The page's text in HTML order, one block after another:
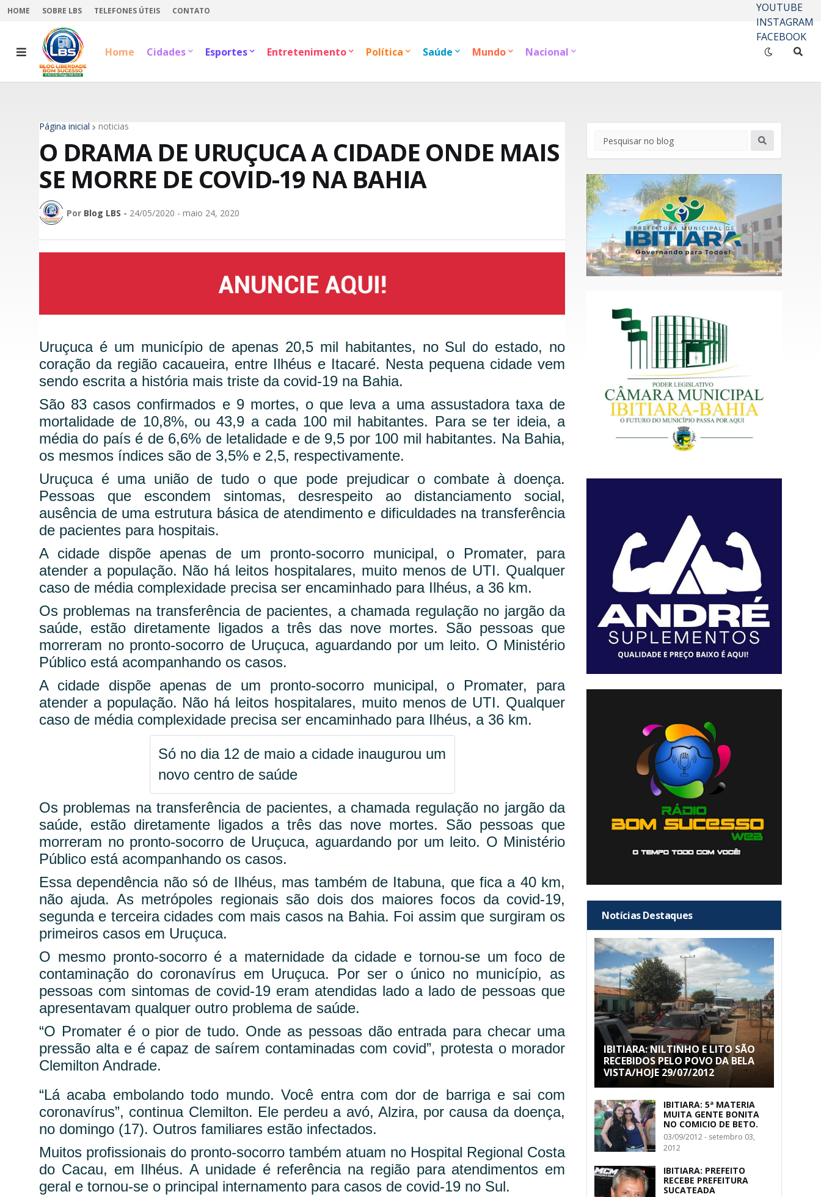
HOME SOBRE LBS TELEFONES ÚTEIS CONTATO
YOUTUBE
INSTAGRAM
FACEBOOK
Home
Cidades Esportes Entretenimento Política Saúde Mundo Nacional
Página inicial noticias
O DRAMA DE URUÇUCA A CIDADE ONDE MAIS
SE MORRE DE COVID-19 NA BAHIA
Por Blog LBS - 24/05/2020 - maio 24, 2020
Uruçuca é um município de apenas 20,5 mil habitantes, no Sul do estado, no
coração da região cacaueira, entre Ilhéus e Itacaré. Nesta pequena cidade vem
sendo escrita a história mais triste da covid-19 na Bahia.
São 83 casos confirmados e 9 mortes, o que leva a uma assustadora taxa de
mortalidade de 10,8%, ou 43,9 a cada 100 mil habitantes. Para se ter ideia, a
média do país é de 6,6% de letalidade e de 9,5 por 100 mil habitantes. Na Bahia,
os mesmos índices são de 3,5% e 2,5, respectivamente.
Uruçuca é uma união de tudo o que pode prejudicar o combate à doença.
Pessoas que escondem sintomas, desrespeito ao distanciamento social,
ausência de uma estrutura básica de atendimento e dificuldades na transferência
de pacientes para hospitais.
A cidade dispõe apenas de um pronto-socorro municipal, o Promater, para
atender a população. Não há leitos hospitalares, muito menos de UTI. Qualquer
caso de média complexidade precisa ser encaminhado para Ilhéus, a 36 km.
Os problemas na transferência de pacientes, a chamada regulação no jargão da
saúde, estão diretamente ligados a três das nove mortes. São pessoas que
morreram no pronto-socorro de Uruçuca, aguardando por um leito. O Ministério
Público está acompanhando os casos.
A cidade dispõe apenas de um pronto-socorro municipal, o Promater, para
atender a população. Não há leitos hospitalares, muito menos de UTI. Qualquer
caso de média complexidade precisa ser encaminhado para Ilhéus, a 36 km.
Só no dia 12 de maio a cidade inaugurou um
novo centro de saúde
Os problemas na transferência de pacientes, a chamada regulação no jargão da
saúde, estão diretamente ligados a três das nove mortes. São pessoas que
morreram no pronto-socorro de Uruçuca, aguardando por um leito. O Ministério
Público está acompanhando os casos.
Essa dependência não só de Ilhéus, mas também de Itabuna, que fica a 40 km,
não ajuda. As metrópoles regionais são dois dos maiores focos da covid-19,
segunda e terceira cidades com mais casos na Bahia. Foi assim que surgiram os
primeiros casos em Uruçuca.
O mesmo pronto-socorro é a maternidade da cidade e tornou-se um foco de
contaminação do coronavírus em Uruçuca. Por ser o único no município, as
pessoas com sintomas de covid-19 eram atendidas lado a lado de pessoas que
apresentavam qualquer outro problema de saúde.
“O Promater é o pior de tudo. Onde as pessoas dão entrada para checar uma
pressão alta e é capaz de saírem contaminadas com covid”, protesta o morador
Clemilton Andrade.
“Lá acaba embolando todo mundo. Você entra com dor de barriga e sai com
coronavírus”, continua Clemilton. Ele perdeu a avó, Alzira, por causa da doença,
no domingo (17). Outros familiares estão infectados.
Muitos profissionais do pronto-socorro também atuam no Hospital Regional Costa
do Cacau, em Ilhéus. A unidade é referência na região para atendimentos em
geral e tornou-se o principal internamento para casos de covid-19 no Sul.
Notícias Destaques
IBITIARA: NILTINHO E LITO SÃO
RECEBIDOS PELO POVO DA BELA
VISTA/HOJE 29/07/2012
IBITIARA: 5ª MATERIA
MUITA GENTE BONITA
NO COMICIO DE BETO.
03/09/2012 - setembro 03,
2012
IBITIARA: PREFEITO
RECEBE PREFEITURA
SUCATEADA